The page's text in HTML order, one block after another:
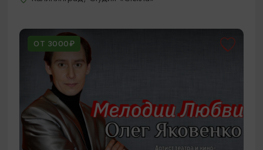
ОТ 3000₽